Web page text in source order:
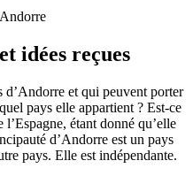
idées reçues
d’Andorre et qui peuvent porter
pays elle appartient ? Est-ce
étant donné qu’elle
d’Andorre est un pays
pays. Elle est indépendante.